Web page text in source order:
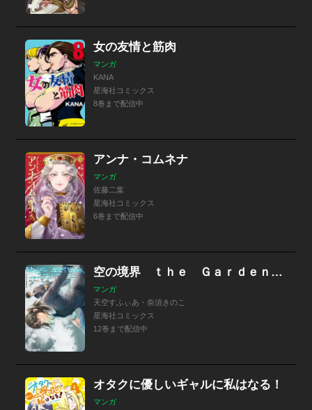
女の友情と筋肉
マンガ
KANA
星海社コミックス
8巻まで配信中
アンナ・コムネナ
マンガ
佐藤二葉
星海社コミックス
6巻まで配信中
空の境界 ｔｈｅ Ｇａｒｄｅｎ ｏｆ ｓｉｎｎｅｒｓ
マンガ
天空すふぃあ・奈須きのこ
星海社コミックス
12巻まで配信中
オタクに優しいギャルに私はなる！
マンガ